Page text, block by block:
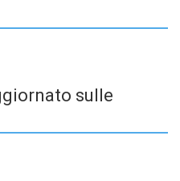
sulle